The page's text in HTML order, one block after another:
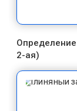
2-ая)